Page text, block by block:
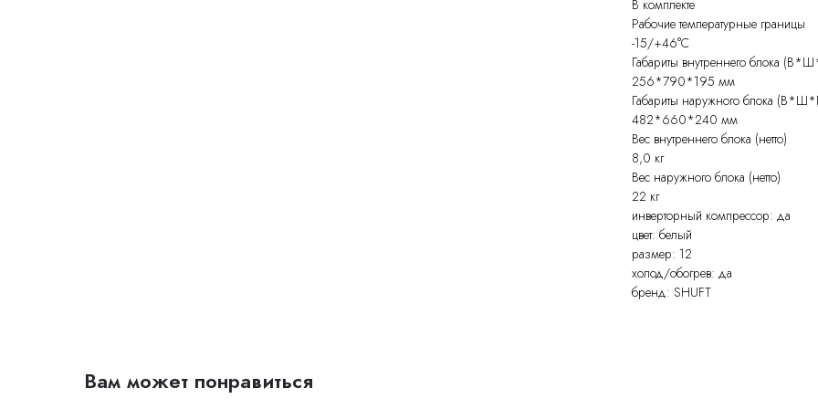
В комплекте
Рабочие температурные границы
-15/+46°С
Габариты внутреннего блока
256*790*195 мм
Габариты наружного блока
482*660*240 мм
Вес внутреннего блока (нетто)
8,0 кг
Вес наружного блока (нетто)
22 кг
инверторный компрессор: да
цвет: белый
размер: 12
холод/обогрев: да
бренд: SHUFT
Вам может понравиться